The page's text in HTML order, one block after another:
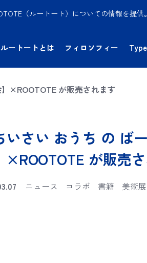
（ルートート）についての情報を提
ルートートとは フィロソフィー
×ROOTOTE が販売されます
いさい おうち の ば
×ROOTOTE が販売
ニュース コラボ 書籍 美術